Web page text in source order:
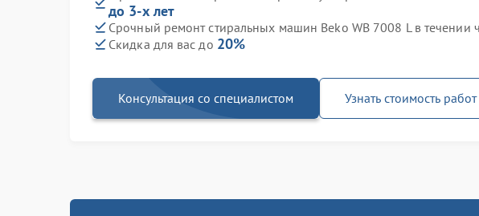
до 3-х лет
Срочный ремонт стиральных машин Beko WB 7008 L в течении
Скидка для вас до 20%
Консультация со специалистом Узнать стоимость работ